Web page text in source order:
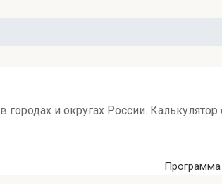
и округах России.
Программа